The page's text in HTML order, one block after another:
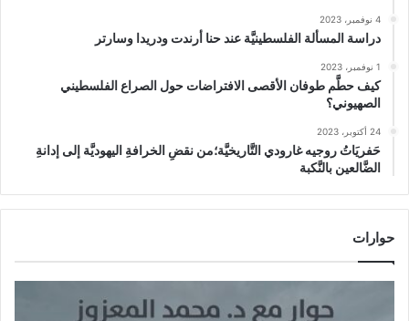
4 نوفمبر، 2023
دراسة المسألة الفلسطينيَّة عند حنا أرندت ودريدا وسارتر
1 نوفمبر، 2023
كيف حطَّم طوفان الأقصى الافتراضات حول الصراع الفلسطيني
الصهيوني؟
24 أكتوبر، 2023
حَفريَاتُ روجيه غارودي التَّاريخيَّة؛من نقضِ الخرافةِ اليهوديَّة إلى إدانةِ
الضَّالعين بالنَّكبة
حوارات